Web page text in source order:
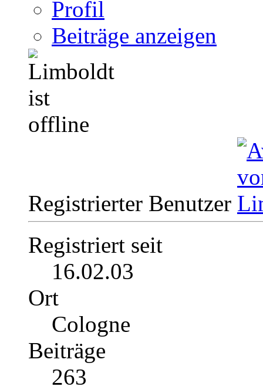
Profil
Beiträge anzeigen
Registrierter Benutzer
Registriert seit
16.02.03
Ort
Cologne
Beiträge
263